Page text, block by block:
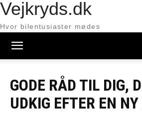
Vejkryds.dk
Hvor bilentusiaster mødes
GODE RÅD TIL DIG,
UDKIG EFTER EN